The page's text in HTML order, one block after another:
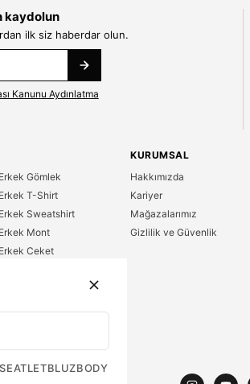
kaydolun
ilk siz haberdar olun.
Kanunu Aydınlatma
Erkek Gömlek
Erkek T-Shirt
Erkek Sweatshirt
Erkek Mont
Erkek Ceket
KURUMSAL
Hakkımızda
Kariyer
Mağazalarımız
Gizlilik ve Güvenlik
ATLETBLUZBODY